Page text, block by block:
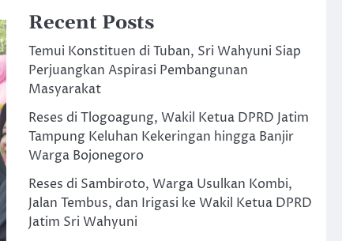
Recent Posts
Temui Konstituen di Tuban, Sri Wahyuni Siap
Perjuangkan Aspirasi Pembangunan
Masyarakat
Reses di Tlogoagung, Wakil Ketua DPRD Jatim
Tampung Keluhan Kekeringan hingga Banjir
Warga Bojonegoro
Reses di Sambiroto, Warga Usulkan Kombi,
Jalan Tembus, dan Irigasi ke Wakil Ketua DPRD
Jatim Sri Wahyuni